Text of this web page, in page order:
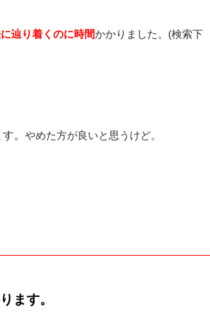
辿り着くのに時間かかりました。(検索下
。 やめた方が良いと思うけど。
ます。